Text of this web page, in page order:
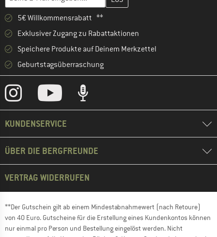
5€ Willkommensrabatt **
Exklusiver Zugang zu Rabattaktionen
Speichere Produkte auf Deinem Merkzettel
Geburtstagsüberraschung
KUNDENSERVICE
ÜBER DIE BERGFREUNDE
VERTRAG WIDERRUFEN
**Der Gutschein gilt ab einem Mindestabnahmewert (nach Retoure)
von 40 Euro. Gutscheine für die Erstellung eines Kundenkontos können
nur einmal pro Person und Bestellung eingelöst werden. Nicht